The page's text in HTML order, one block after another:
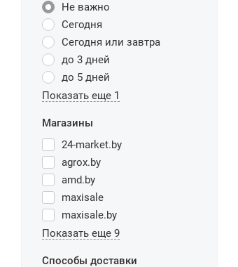
Не важно
Сегодня
Сегодня или завтра
до 3 дней
до 5 дней
Показать еще 1
Магазины
24-market.by
agrox.by
amd.by
maxisale
maxisale.by
Показать еще 9
Способы доставки